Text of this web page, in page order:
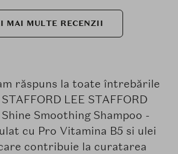
MAI MULTE RECENZII
răspuns la toate întrebările
LEE STAFFORD
Smoothing Shampoo -
cu Pro Vitamina B5 si ulei
contribuie la curatarea